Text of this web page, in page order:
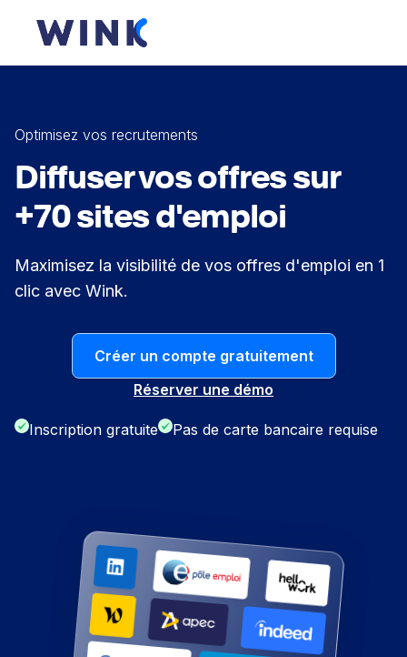
Optimisez vos recrutements
Diffuser vos offres sur
+70 sites d'emploi
Maximisez la visibilité de vos offres d'emploi en 1
clic avec Wink.
Créer un compte gratuitement
Réserver une démo
Inscription gratuite Pas de carte bancaire requise